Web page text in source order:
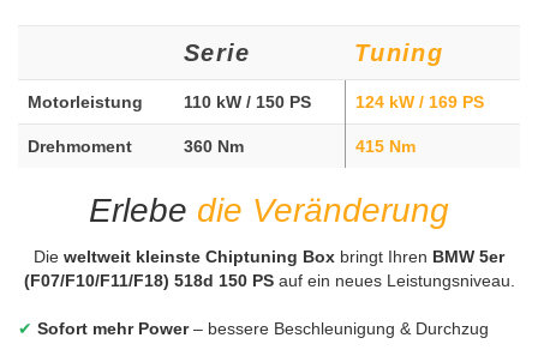
Serie Tuning
Motorleistung 110 kW / 150 PS 124 kW / 169 PS
Drehmoment 360 Nm 415 Nm
Erlebe die Veränderung
Die weltweit kleinste Chiptuning Box bringt Ihren BMW 5er
(F07/F10/F11/F18) 518d 150 PSauf ein neues Leistungsniveau.
✔ Sofort mehr Power– bessere Beschleunigung & Durchzug